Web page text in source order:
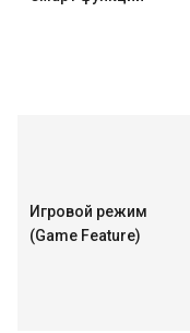
Игровой режим
(Game Feature)